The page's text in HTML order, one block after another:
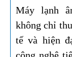
Máy lạnh
không chỉ
tế và hiện